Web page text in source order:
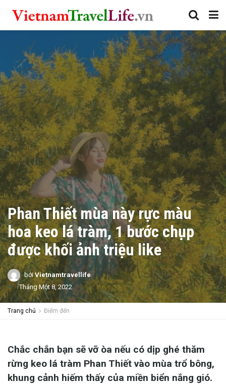
Phan Thiết mùa này rực màu
hoa keo lá tràm, 1 bước chụp
được khối ảnh triệu like
bởi Vietnamtravellife
Tháng Một 8, 2022
Trang chủ Điểm đến
Chắc chắn bạn sẽ vỡ òa nếu có dịp ghé thăm
rừng keo lá tràm Phan Thiết vào mùa trổ bông,
khung cảnh hiếm thấy của miền biển nắng gió.